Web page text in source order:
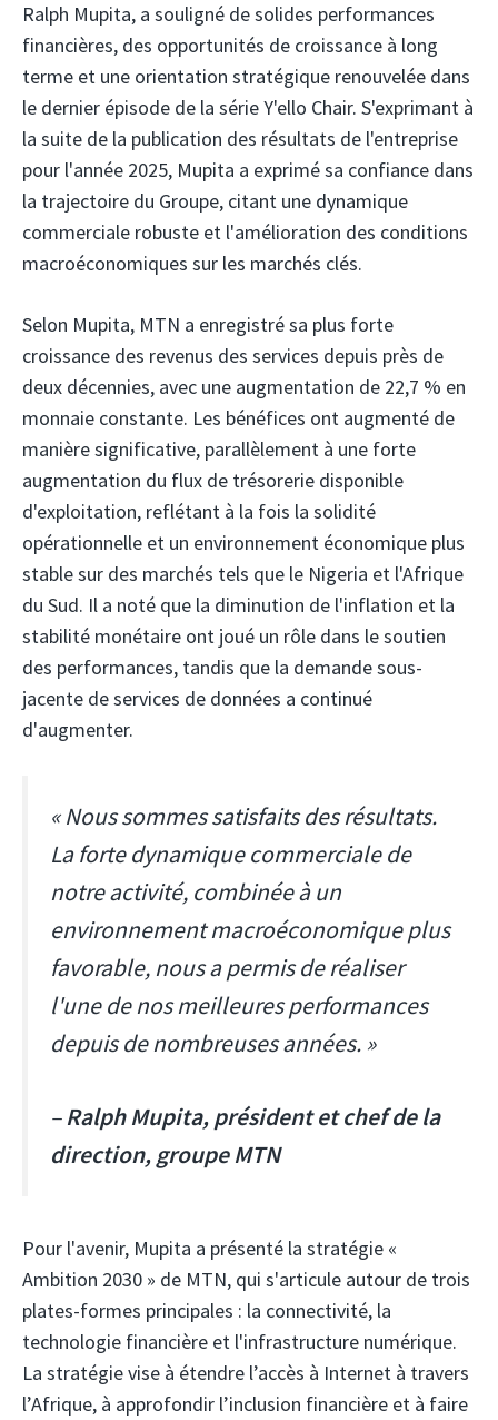
Ralph Mupita, a souligné de solides performances
financières, des opportunités de croissance à long
terme et une orientation stratégique renouvelée dans
le dernier épisode de la série Y'ello Chair. S'exprimant à
la suite de la publication des résultats de l'entreprise
pour l'année 2025, Mupita a exprimé sa confiance dans
la trajectoire du Groupe, citant une dynamique
commerciale robuste et l'amélioration des conditions
macroéconomiques sur les marchés clés.
Selon Mupita, MTN a enregistré sa plus forte
croissance des revenus des services depuis près de
deux décennies, avec une augmentation de 22,7 % en
monnaie constante. Les bénéfices ont augmenté de
manière significative, parallèlement à une forte
augmentation du flux de trésorerie disponible
d'exploitation, reflétant à la fois la solidité
opérationnelle et un environnement économique plus
stable sur des marchés tels que le Nigeria et l'Afrique
du Sud. Il a noté que la diminution de l'inflation et la
stabilité monétaire ont joué un rôle dans le soutien
des performances, tandis que la demande sous-
jacente de services de données a continué
d'augmenter.
« Nous sommes satisfaits des résultats.
La forte dynamique commerciale de
notre activité, combinée à un
environnement macroéconomique plus
favorable, nous a permis de réaliser
l'une de nos meilleures performances
depuis de nombreuses années. »
–Ralph Mupita, président et chef de la
direction, groupe MTN
Pour l'avenir, Mupita a présenté la stratégie «
Ambition 2030 » de MTN, qui s'articule autour de trois
plates-formes principales : la connectivité, la
technologie financière et l'infrastructure numérique.
La stratégie vise à étendre l’accès à Internet à travers
l’Afrique, à approfondir l’inclusion financière et à faire